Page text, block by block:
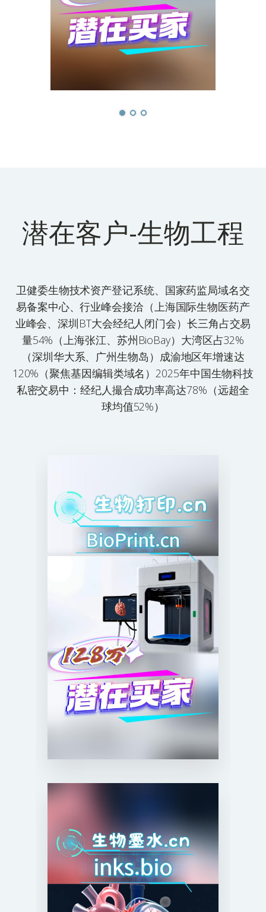
潜在客户-生物工程
卫健委生物技术资产登记系统、国家药监局域名交
易备案中心、行业峰会接洽（上海国际生物医药产
业峰会、深圳BT大会经纪人闭门会）长三角占交易
量54%（上海张江、苏州BioBay）大湾区占32%
（深圳华大系、广州生物岛）成渝地区年增速达
120%（聚焦基因编辑类域名）2025年中国生物科技
私密交易中：经纪人撮合成功率高达78%（远超全
球均值52%）